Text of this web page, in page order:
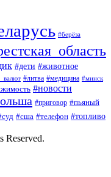
#берёза
#дети #животное
#литва #медицина #минск
#новости
#приговор #пьяный
#сша #телефон #топливо
Reserved.